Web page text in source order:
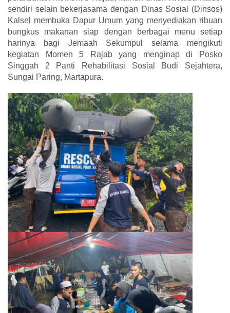
sendiri selain bekerjasama dengan Dinas Sosial (Dinsos)
Kalsel membuka Dapur Umum yang menyediakan ribuan
bungkus makanan siap dengan berbagai menu setiap
harinya bagi Jemaah Sekumpul selama mengikuti
kegiatan Momen 5 Rajab yang menginap di Posko
Singgah 2 Panti Rehabilitasi Sosial Budi Sejahtera,
Sungai Paring, Martapura.